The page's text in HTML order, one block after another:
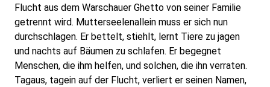
Flucht aus dem Warschauer Ghetto von seiner Familie
getrennt wird. Mutterseelenallein muss er sich nun
durchschlagen. Er bettelt, stiehlt, lernt Tiere zu jagen
und nachts auf Bäumen zu schlafen. Er begegnet
Menschen, die ihm helfen, und solchen, die ihn verraten.
Tagaus, tagein auf der Flucht, verliert er seinen Namen,